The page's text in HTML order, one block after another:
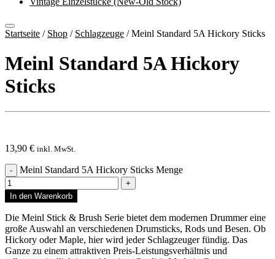
Startseite / Shop / Schlagzeuge /Meinl Standard 5A Hickory Sticks
Meinl Standard 5A Hickory
Sticks
13,90 € inkl. MwSt.
Meinl Standard 5A Hickory Sticks Menge
In den Warenkorb
Die Meinl Stick & Brush Serie bietet dem modernen Drummer eine
große Auswahl an verschiedenen Drumsticks, Rods und Besen. Ob
Hickory oder Maple, hier wird jeder Schlagzeuger fündig. Das
Ganze zu einem attraktiven Preis-Leistungsverhältnis und